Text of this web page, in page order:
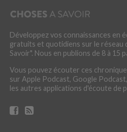
Développez vos connaissances en
gratuits et quotidiens sur le réseau
Savoir". Nous en publions de 8 à 15
Vous pouvez écouter ces
sur Apple Podcast, Google
les autres applications d'écoute de